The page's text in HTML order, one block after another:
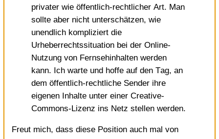
privater wie öffentlich-rechtlicher Art. Man
sollte aber nicht unterschätzen, wie
unendlich kompliziert die
Urheberrechtssituation bei der Online-
Nutzung von Fernsehinhalten werden
kann. Ich warte und hoffe auf den Tag, an
dem öffentlich-rechtliche Sender ihre
eigenen Inhalte unter einer Creative-
Commons-Lizenz ins Netz stellen werden.
Freut mich, dass diese Position auch mal von